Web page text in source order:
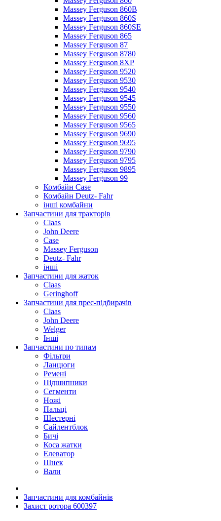
Massey Ferguson 860B
Massey Ferguson 860S
Massey Ferguson 860SE
Massey Ferguson 865
Massey Ferguson 87
Massey Ferguson 8780
Massey Ferguson 8XP
Massey Ferguson 9520
Massey Ferguson 9530
Massey Ferguson 9540
Massey Ferguson 9545
Massey Ferguson 9550
Massey Ferguson 9560
Massey Ferguson 9565
Massey Ferguson 9690
Massey Ferguson 9695
Massey Ferguson 9790
Massey Ferguson 9795
Massey Ferguson 9895
Massey Ferguson 99
Комбайн Case
Комбайн Deutz- Fahr
інші комбайни
Запчастини для тракторів
Claas
John Deere
Case
Massey Ferguson
Deutz- Fahr
інші
Запчастини для жаток
Claas
Geringhoff
Запчастини для прес-підбирачів
Claas
John Deere
Welger
Інші
Запчастини по типам
Фільтри
Ланцюги
Ремені
Підшипники
Сегменти
Ножі
Пальці
Шестерні
Сайлентблок
Бичі
Коса жатки
Елеватор
Шнек
Вали
Запчастини для комбайнів
Захист ротора 600397